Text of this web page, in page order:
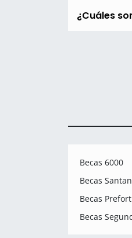
¿Cuáles
Becas 6000
Becas
Becas
Becas